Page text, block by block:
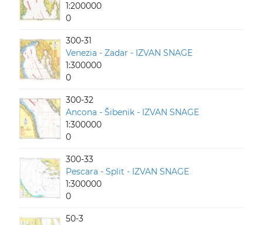
1:200000
0
300-31
Venezia - Zadar - IZVAN SNAGE
1:300000
0
300-32
Ancona - Šibenik - IZVAN SNAGE
1:300000
0
300-33
Pescara - Split - IZVAN SNAGE
1:300000
0
50-3